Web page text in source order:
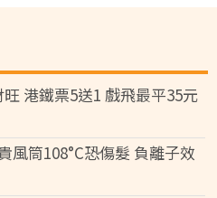
港鐵票5送1 戲飛最平35元
風筒108°C恐傷髮 負離子效